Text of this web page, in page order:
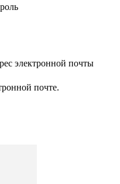
электронной почты
почте.